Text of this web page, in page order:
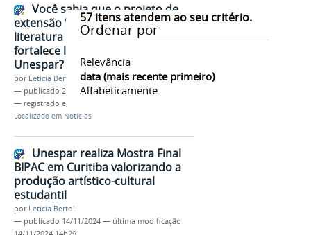
57itens atendem ao seu critério.
Ordenar por
Relevância
data (mais recente primeiro)
Alfabeticamente
Você sabia que o projeto de
extensão "Elas por Elas" valoriza a
literatura de autoria feminina e
fortalece laços comunitários na
Unespar?
por Leticia Bertoli
— publicado 21/11/2024
— registrado em:
Localizado em Notícias
Unespar realiza Mostra Final
BIPAC em Curitiba valorizando a
produção artístico-cultural
estudantil
por Leticia Bertoli
— publicado 14/11/2024 — última modificação